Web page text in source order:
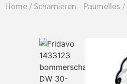
Home / Scharnieren - Paumelles /